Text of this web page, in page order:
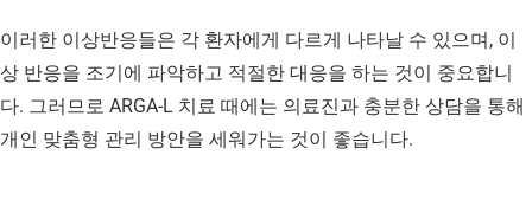
이러한 이상반응들은 각 환자에게 다르게 나타날 수 있으며, 이
상 반응을 조기에 파악하고 적절한 대응을 하는 것이 중요합니
다. 그러므로 ARGA-L 치료 때에는 의료진과 충분한 상담을 통해
개인 맞춤형 관리 방안을 세워가는 것이 좋습니다.